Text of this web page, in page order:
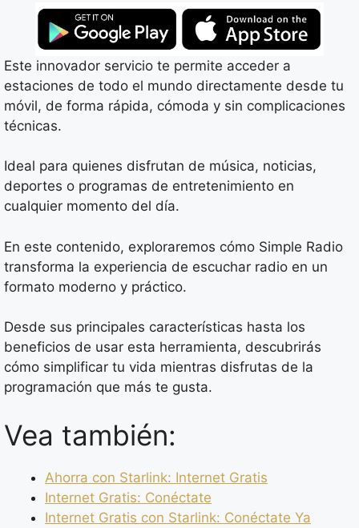
Este innovador servicio te permite acceder a
estaciones de todo el mundo directamente desde tu
móvil, de forma rápida, cómoda y sin complicaciones
técnicas.
Ideal para quienes disfrutan de música, noticias,
deportes o programas de entretenimiento en
cualquier momento del día.
En este contenido, exploraremos cómo Simple Radio
transforma la experiencia de escuchar radio en un
formato moderno y práctico.
Desde sus principales características hasta los
beneficios de usar esta herramienta, descubrirás
cómo simplificar tu vida mientras disfrutas de la
programación que más te gusta.
Vea también:
Ahorra con Starlink: Internet Gratis
Internet Gratis: Conéctate
Internet Gratis con Starlink: Conéctate Ya